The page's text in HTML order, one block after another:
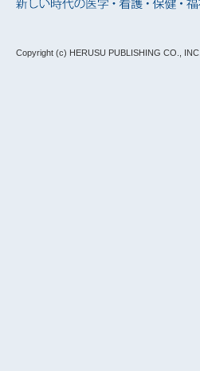
Copyright (c) HERUSU PUBLISHING CO., INC.